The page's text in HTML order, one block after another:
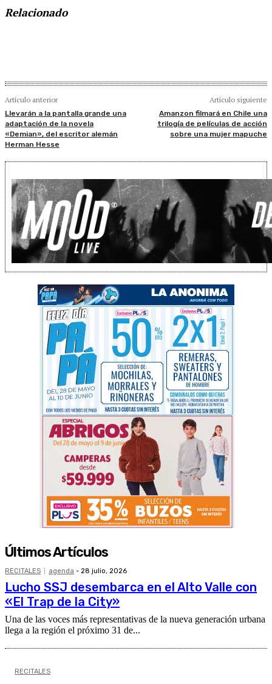
Relacionado
Artículo anterior
Llevarán a la pantalla grande una
adaptación de la novela
«Demian», del escritor alemán
Herman Hesse
Artículo siguiente
Amanzon filmará en Chile una
trilogía de películas de acción
sobre una mujer mapuche
Últimos Artículos
RECITALES agenda - 28 julio, 2026
Lucho SSJ desembarca en el Alto Valle con
«El Trap de la City»
Una de las voces más representativas de la nueva generación urbana
llega a la región el próximo 31 de...
RECITALES